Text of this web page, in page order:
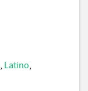
, Latino,